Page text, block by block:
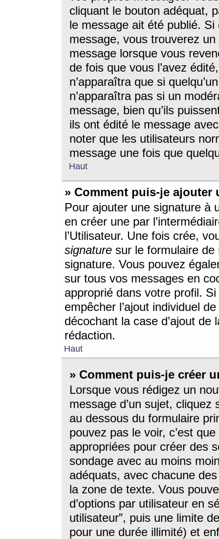
cliquant le bouton adéquat,
le message ait été publié. Si
message, vous trouverez
message lorsque vous
de fois que vous l’avez
n’apparaîtra que si
n’apparaîtra pas si un
message, bien qu’ils
ils ont édité le message
noter que les utilisateurs
message une fois que
Haut
» Comment puis-je ajouter
Pour ajouter une signature à
en créer une par
l’Utilisateur. Une fois crée,
signature sur le formulaire de
signature. Vous pouvez
sur tous vos messages en
approprié dans votre profil.
empêcher l’ajout individuel
décochant la case d’ajout
rédaction.
Haut
» Comment puis-je créer
Lorsque vous rédigez un
message d’un sujet, cliquez
au dessous du formulaire
pouvez pas le voir, c’est
appropriées pour créer des
sondage avec au moins
adéquats, avec chacune
la zone de texte. Vous
d’options par utilisateur en
utilisateur”, puis une limite
pour une durée illimité) et